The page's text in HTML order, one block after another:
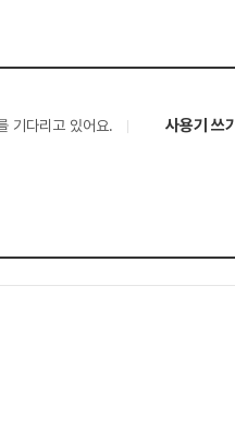
기다리고 있어요. 사용기 쓰기